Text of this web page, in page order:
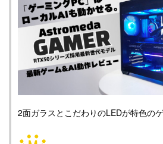
2面ガラスとこだわりのLEDが特色の